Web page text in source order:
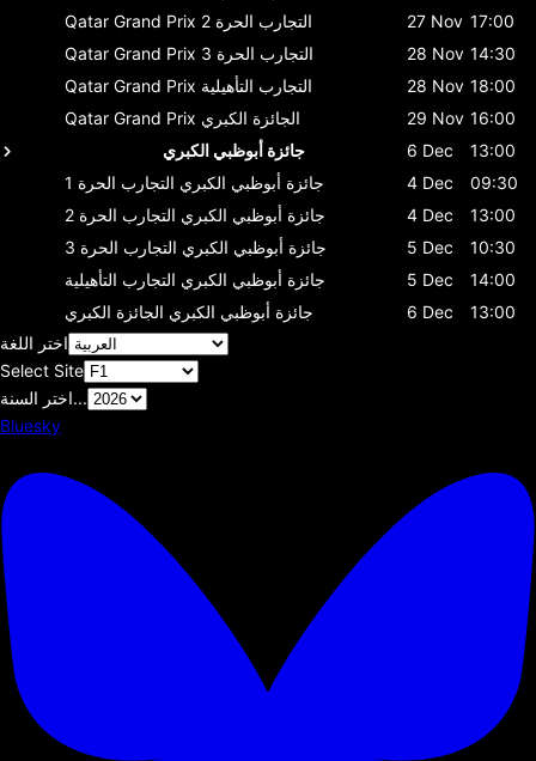
Qatar Grand Prix
التجارب الحرة 2 27 Nov 17:00
Qatar Grand Prix
التجارب الحرة 3 28 Nov 14:30
Qatar Grand Prix التجارب التأهيلية 28 Nov 18:00
Qatar Grand Prix الجائزة الكبري 29 Nov 16:00
جائزة أبوظبي الكبري
6 Dec
13:00
جائزة أبوظبي الكبري التجارب الحرة 1 4 Dec
09:30
جائزة أبوظبي الكبري التجارب الحرة 2 4 Dec
13:00
جائزة أبوظبي الكبري التجارب الحرة 3 5 Dec
10:30
جائزة أبوظبي الكبري التجارب التأهيلية 5 Dec
14:00
جائزة أبوظبي الكبري الجائزة الكبري 6 Dec
13:00
اختر اللغة
Select Site
اختر السنة...
Bluesky